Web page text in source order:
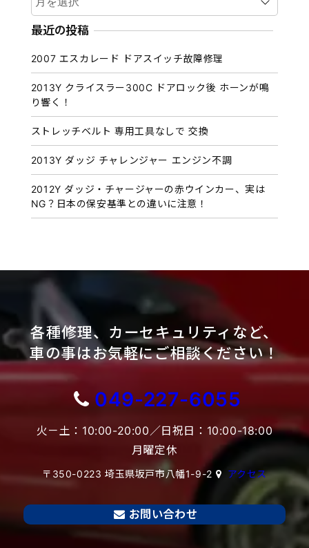
ー
カ
ブ
最近の投稿
2007 エスカレード ドアスイッチ故障修理
2013Y クライスラー300C ドアロック後 ホーンが鳴
り響く！
ストレッチベルト 専用工具なしで 交換
2013Y ダッジ チャレンジャー エンジン不調
2012Y ダッジ・チャージャーの赤ウインカー、実は
NG？日本の保安基準との違いに注意！
各種修理、カーセキュリティなど、
車の事はお気軽にご相談ください！
049-227-6055
火－土：10:00-20:00／日祝日：10:00-18:00
月曜定休
〒350-0223 埼玉県坂戸市八幡1-9-2 アクセス
お問い合わせ